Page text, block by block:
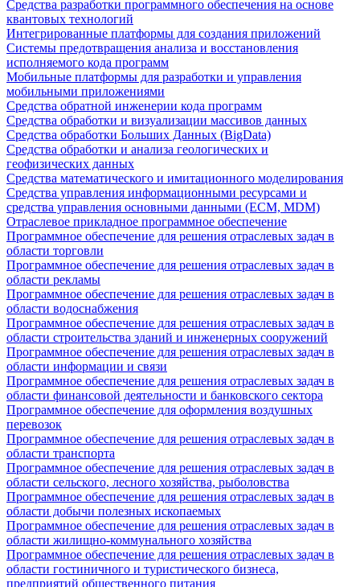
Средства разработки программного обеспечения на основе
квантовых технологий
Интегрированные платформы для создания приложений
Системы предотвращения анализа и восстановления
исполняемого кода программ
Мобильные платформы для разработки и управления
мобильными приложениями
Средства обратной инженерии кода программ
Средства обработки и визуализации массивов данных
Средства обработки Больших Данных (BigData)
Средства обработки и анализа геологических и
геофизических данных
Средства математического и имитационного моделирования
Средства управления информационными ресурсами и
средства управления основными данными (ECM, MDM)
Отраслевое прикладное программное обеспечение
Программное обеспечение для решения отраслевых задач в
области торговли
Программное обеспечение для решения отраслевых задач в
области рекламы
Программное обеспечение для решения отраслевых задач в
области водоснабжения
Программное обеспечение для решения отраслевых задач в
области строительства зданий и инженерных сооружений
Программное обеспечение для решения отраслевых задач в
области информации и связи
Программное обеспечение для решения отраслевых задач в
области финансовой деятельности и банковского сектора
Программное обеспечение для оформления воздушных
перевозок
Программное обеспечение для решения отраслевых задач в
области транспорта
Программное обеспечение для решения отраслевых задач в
области сельского, лесного хозяйства, рыболовства
Программное обеспечение для решения отраслевых задач в
области добычи полезных ископаемых
Программное обеспечение для решения отраслевых задач в
области жилищно-коммунального хозяйства
Программное обеспечение для решения отраслевых задач в
области гостиничного и туристического бизнеса,
предприятий общественного питания